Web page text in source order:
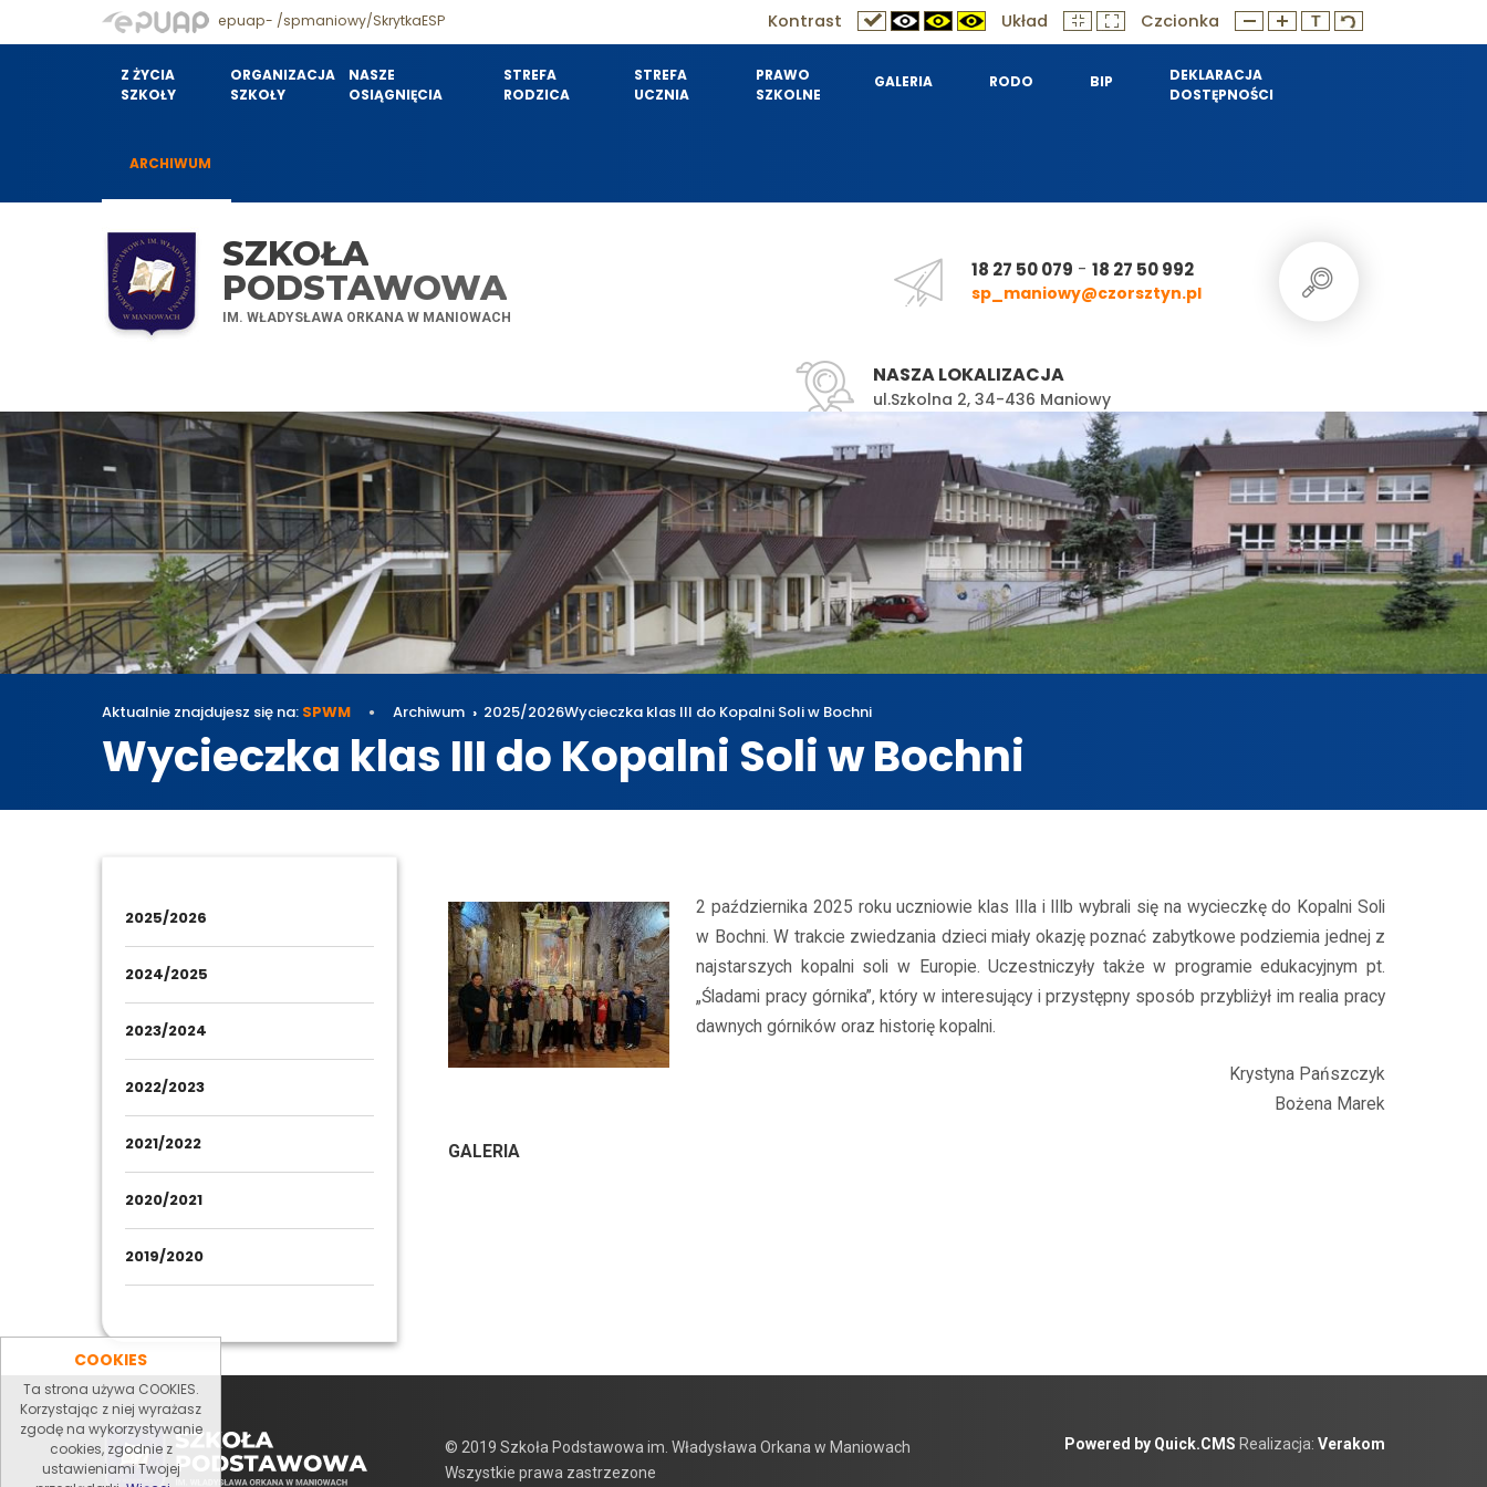
COOKIES
Ta strona używa COOKIES.
Korzystając z niej wyrażasz
zgodę na wykorzystywanie
cookies, zgodnie z
ustawieniami Twojej
epuap- /spmaniowy/SkrytkaESP Kontrast Układ Czcionka
Z ŻYCIA
SZKOŁY
ORGANIZACJA
SZKOŁY
NASZE
OSIĄGNIĘCIA
STREFA
RODZICA
STREFA
UCZNIA
PRAWO
SZKOLNE
GALERIA RODO BIP
DEKLARACJA
DOSTĘPNOŚCI
ARCHIWUM
SZKOŁA
PODSTAWOWA
IM. WŁADYSŁAWA ORKANA W MANIOWACH
18 27 50 079 - 18 27 50 992
sp_maniowy@czorsztyn.pl
NASZA LOKALIZACJA
ul.Szkolna 2, 34-436 Maniowy
Aktualnie znajdujesz się na: SPWM Archiwum 2025/2026Wycieczka klas III do Kopalni Soli w Bochni
Wycieczka klas III do Kopalni Soli w Bochni
2025/2026
2024/2025
2023/2024
2022/2023
2021/2022
2020/2021
2019/2020
2 października 2025 roku uczniowie klas IIIa i IIIb wybrali się na wycieczkę do Kopalni Soli
w Bochni. W trakcie zwiedzania dzieci miały okazję poznać zabytkowe podziemia jednej z
najstarszych kopalni soli w Europie. Uczestniczyły także w programie edukacyjnym pt.
„Śladami pracy górnika”, który w interesujący i przystępny sposób przybliżył im realia pracy
dawnych górników oraz historię kopalni.
Krystyna Pańszczyk
Bożena Marek
GALERIA
© 2019 Szkoła Podstawowa im. Władysława Orkana w Maniowach
Wszystkie prawa zastrzezone
Powered by Quick.CMS Realizacja: Verakom